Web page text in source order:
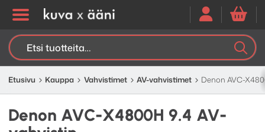
Etsi:
Etusivu Kauppa Vahvistimet AV-vahvistimet Denon AVC-
Denon AVC-X4800H 9.4 AV-